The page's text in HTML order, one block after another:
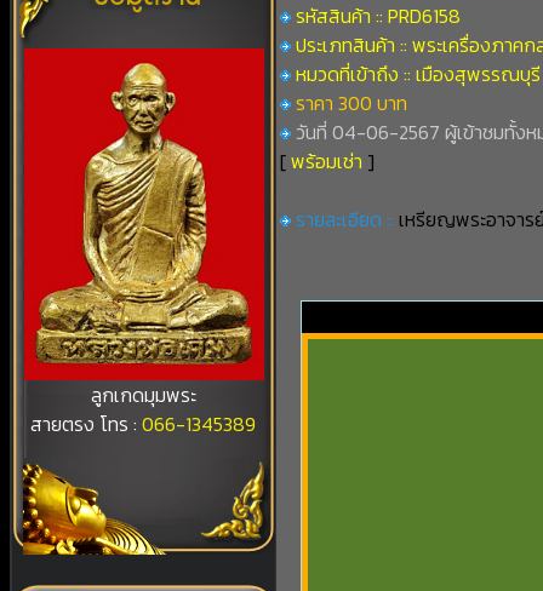
ลูกเกดมุมพระ
สายตรง โทร :066-1345389
รหัสสินค้า :: PRD6158
ประเภทสินค้า :: พระเครื่องภาคก
หมวดที่เข้าถึง :: เมืองสุพรรณบุรี
ราคา 300 บาท
วันที่ 04-06-2567 ผู้เข้าชมทั้งห
[พร้อมเช่า ]
รายละเอียด :: เหรียญพระอาจาร